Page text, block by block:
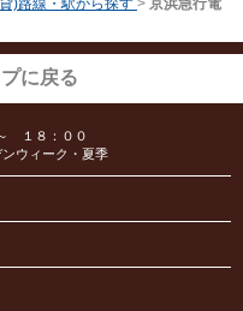
)路線・駅から探す > 京浜急行電
に戻る
１８：００
ウィーク・夏季